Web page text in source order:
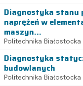
Diagnostyka stanu
naprężeń w
maszyn...
Politechnika Białostocka
Diagnostyka
budowlanych
Politechnika Białostocka